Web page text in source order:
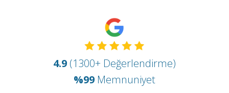
4.9 (1300+ Değerlendirme)
%99 Memnuniyet